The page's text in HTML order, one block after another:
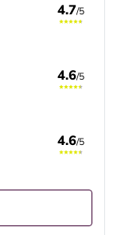
4.7/5
4.6/5
4.6/5